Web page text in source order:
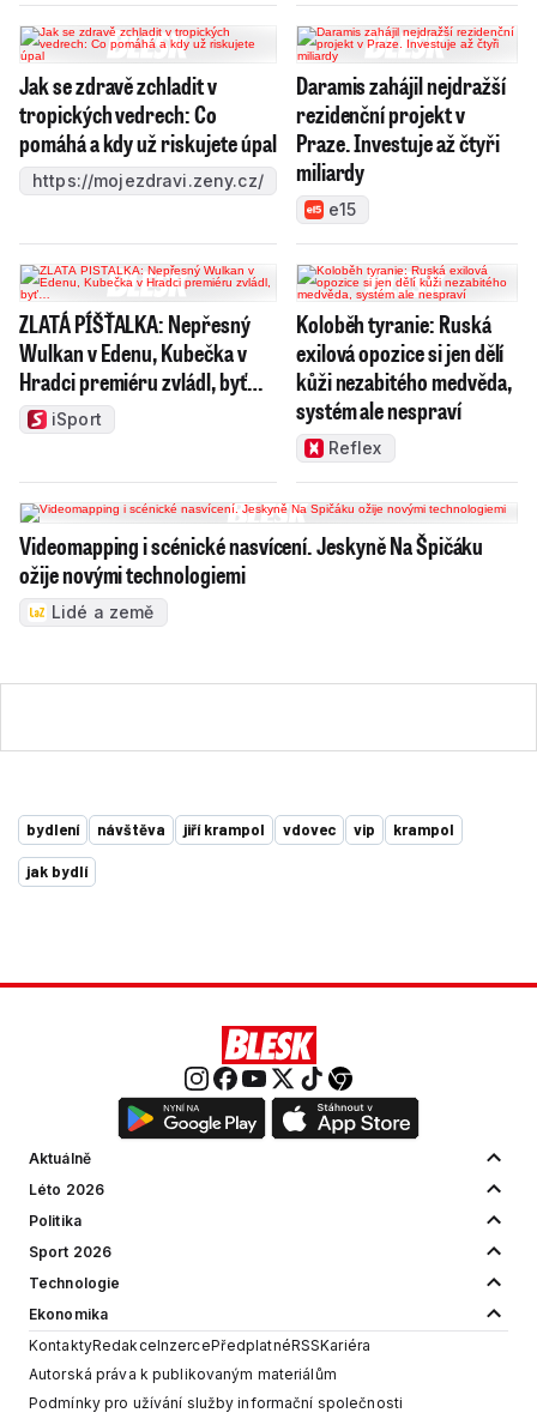
Jak se zdravě zchladit v
tropických vedrech: Co
pomáhá a kdy už riskujete úpal
https://mojezdravi.zeny.cz/
Daramis zahájil nejdražší
rezidenční projekt v
Praze. Investuje až čtyři
miliardy
e15
ZLATÁ PÍŠŤALKA: Nepřesný
Wulkan v Edenu, Kubečka v
Hradci premiéru zvládl, byť…
iSport
Koloběh tyranie: Ruská
exilová opozice si jen dělí
kůži nezabitého medvěda,
systém ale nespraví
Reflex
Videomapping i scénické nasvícení. Jeskyně Na Špičáku
ožije novými technologiemi
Lidé a země
bydlení návštěva jiří krampol vdovec vip krampol
jak bydlí
Aktuálně
Léto 2026
Politika
Sport 2026
Technologie
Ekonomika
KontaktyRedakceInzercePředplatnéRSSKariéra
Autorská práva k publikovaným materiálům
Podmínky pro užívání služby informační společnosti